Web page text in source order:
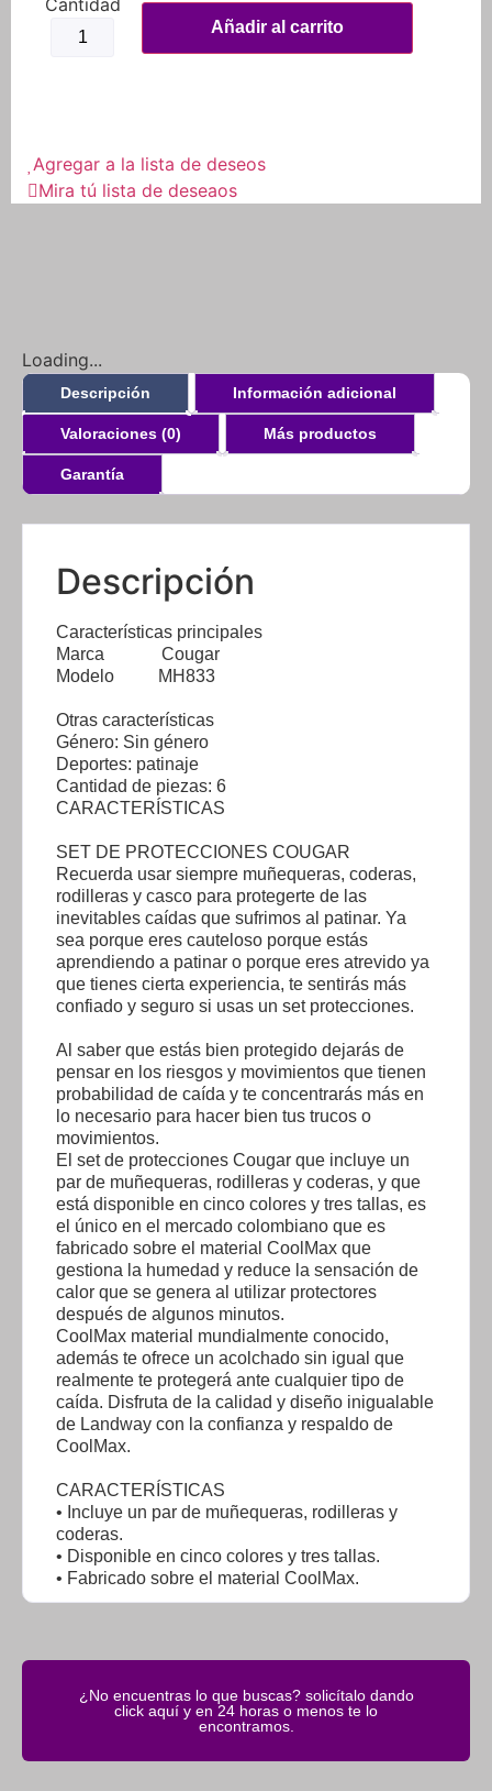
Añadir al carrito
Agregar a la lista de deseos
Mira tú lista de deseaos
Loading...
Descripción Información adicional
Valoraciones (0) Más productos
Garantía
Descripción
Características principales
Marca Cougar
Modelo MH833
Otras características
Género: Sin género
Deportes: patinaje
Cantidad de piezas: 6
CARACTERÍSTICAS
SET DE PROTECCIONES COUGAR
Recuerda usar siempre muñequeras, coderas,
rodilleras y casco para protegerte de las
inevitables caídas que sufrimos al patinar. Ya
sea porque eres cauteloso porque estás
aprendiendo a patinar o porque eres atrevido ya
que tienes cierta experiencia, te sentirás más
confiado y seguro si usas un set protecciones.
Al saber que estás bien protegido dejarás de
pensar en los riesgos y movimientos que tienen
probabilidad de caída y te concentrarás más en
lo necesario para hacer bien tus trucos o
movimientos.
El set de protecciones Cougar que incluye un
par de muñequeras, rodilleras y coderas, y que
está disponible en cinco colores y tres tallas, es
el único en el mercado colombiano que es
fabricado sobre el material CoolMax que
gestiona la humedad y reduce la sensación de
calor que se genera al utilizar protectores
después de algunos minutos.
CoolMax material mundialmente conocido,
además te ofrece un acolchado sin igual que
realmente te protegerá ante cualquier tipo de
caída. Disfruta de la calidad y diseño inigualable
de Landway con la confianza y respaldo de
CoolMax.
CARACTERÍSTICAS
• Incluye un par de muñequeras, rodilleras y
coderas.
• Disponible en cinco colores y tres tallas.
• Fabricado sobre el material CoolMax.
¿No encuentras lo que buscas? solicítalo dando
click aquí y en 24 horas o menos te lo
encontramos.